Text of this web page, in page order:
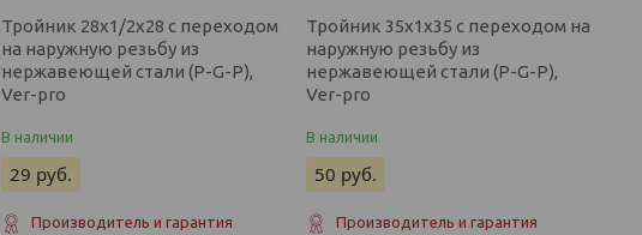
Тройник 28х1/2х28 с переходом
на наружную резьбу из
нержавеющей стали (P-G-P),
Ver-pro
В наличии
29 руб.
Производитель и гарантия
Тройник 35х1х35 с переходом на
наружную резьбу из
нержавеющей стали (P-G-P),
Ver-pro
В наличии
50 руб.
Производитель и гарантия